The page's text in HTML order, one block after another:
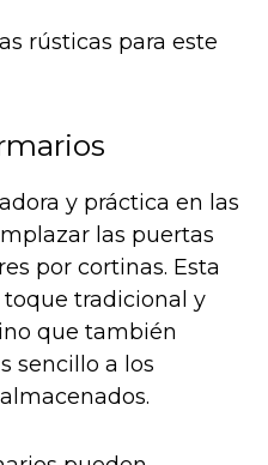
y práctica en las
las puertas
por cortinas. Esta
tradicional y
que también
sencillo a los